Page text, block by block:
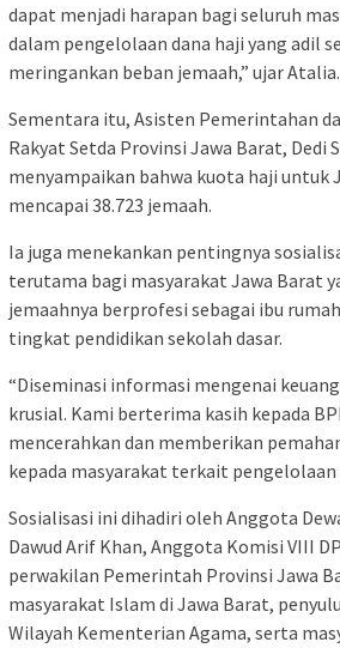
dapat menjadi harapan bagi seluruh
dalam pengelolaan dana haji yang adil
meringankan beban jemaah,” ujar Atalia.
Sementara itu, Asisten Pemerintahan
Rakyat Setda Provinsi Jawa Barat, Dedi
menyampaikan bahwa kuota haji untuk
mencapai 38.723 jemaah.
Ia juga menekankan pentingnya
terutama bagi masyarakat Jawa Barat
jemaahnya berprofesi sebagai ibu
tingkat pendidikan sekolah dasar.
“Diseminasi informasi mengenai
krusial. Kami berterima kasih kepada
mencerahkan dan memberikan
kepada masyarakat terkait pengelolaan
Sosialisasi ini dihadiri oleh Anggota
Dawud Arif Khan, Anggota Komisi VIII
perwakilan Pemerintah Provinsi Jawa
masyarakat Islam di Jawa Barat,
Wilayah Kementerian Agama, serta